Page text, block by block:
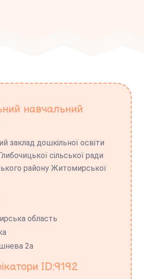
навчальний
заклад дошкільної освіти
сільської ради
району Житомирської
область
2а
ID:9192